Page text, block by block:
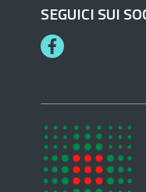
SEGUICI SUI
F
e
b
o
o